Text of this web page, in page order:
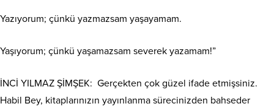
Yazıyorum; çünkü yazmazsam yaşayamam.
Yaşıyorum; çünkü yaşamazsam severek yazamam!”
İNCİ YILMAZ ŞİMŞEK: Gerçekten çok güzel ifade etmişsiniz.
Habil Bey, kitaplarınızın yayınlanma sürecinizden bahseder